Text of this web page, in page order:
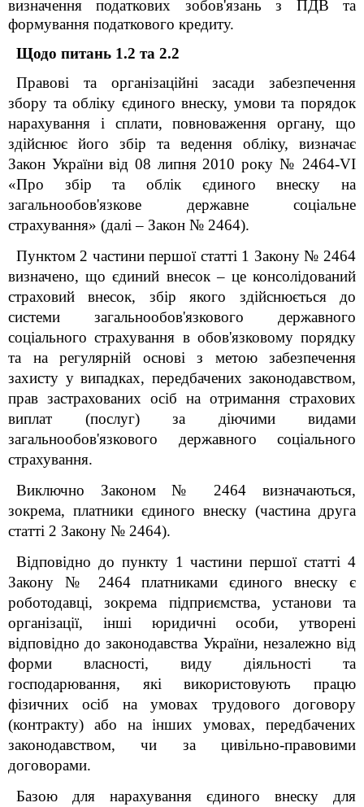
визначення податкових зобов'язань з ПДВ та
формування податкового кредиту.
Щодо питань 1.2 та 2.2
Правові та організаційні засади забезпечення
збору та обліку єдиного внеску, умови та порядок
нарахування і сплати, повноваження органу, що
здійснює його збір та ведення обліку, визначає
Закон України від 08 липня 2010 року № 2464-VI
«Про збір та облік єдиного внеску на
загальнообов'язкове державне соціальне
страхування» (далі – Закон № 2464).
Пунктом 2 частини першої статті 1 Закону № 2464
визначено, що єдиний внесок – це консолідований
страховий внесок, збір якого здійснюється до
системи загальнообов'язкового державного
соціального страхування в обов'язковому порядку
та на регулярній основі з метою забезпечення
захисту у випадках, передбачених законодавством,
прав застрахованих осіб на отримання страхових
виплат (послуг) за діючими видами
загальнообов'язкового державного соціального
страхування.
Виключно Законом № 2464 визначаються,
зокрема, платники єдиного внеску (частина друга
статті 2 Закону № 2464).
Відповідно до пункту 1 частини першої статті 4
Закону № 2464 платниками єдиного внеску є
роботодавці, зокрема підприємства, установи та
організації, інші юридичні особи, утворені
відповідно до законодавства України, незалежно від
форми власності, виду діяльності та
господарювання, які використовують працю
фізичних осіб на умовах трудового договору
(контракту) або на інших умовах, передбачених
законодавством, чи за цивільно-правовими
договорами.
Базою для нарахування єдиного внеску для